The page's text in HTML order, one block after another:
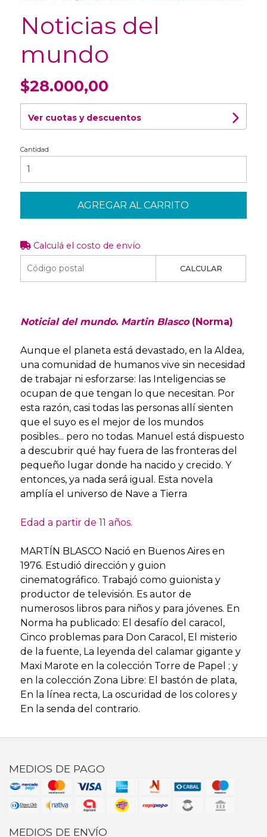
Noticias del
mundo
$28.000,00
Ver cuotas y descuentos
Cantidad
AGREGAR AL CARRITO
Calculá el costo de envío
CALCULAR
Noticial del mundo. Martin Blasco(Norma)
Aunque el planeta está devastado, en la Aldea,
una comunidad de humanos vive sin necesidad
de trabajar ni esforzarse: las Inteligencias se
ocupan de que tengan lo que necesitan. Por
esta razón, casi todas las personas allí sienten
que el suyo es el mejor de los mundos
posibles... pero no todas. Manuel está dispuesto
a descubrir qué hay fuera de las fronteras del
pequeño lugar donde ha nacido y crecido. Y
entonces, ya nada será igual. Esta novela
amplía el universo de Nave a Tierra
Edad a partir de 11 años.
MARTÍN BLASCO Nació en Buenos Aires en
1976. Estudió dirección y guion
cinematográfico. Trabajó como guionista y
productor de televisión. Es autor de
numerosos libros para niños y para jóvenes. En
Norma ha publicado: El desafío del caracol,
Cinco problemas para Don Caracol, El misterio
de la fuente, La leyenda del calamar gigante y
Maxi Marote en la colección Torre de Papel ; y
en la colección Zona Libre: El bastón de plata,
En la línea recta, La oscuridad de los colores y
En la senda del contrario.
MEDIOS DE PAGO
MEDIOS DE ENVÍO